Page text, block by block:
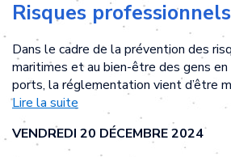
Dans le cadre de la prévention des
maritimes et au bien-être des gens
ports, la réglementation vient d’être
ainsi les obligations des armateurs et
Sécurité à bord
Lire la suite
VENDREDI 20 DÉCEMBRE 2024